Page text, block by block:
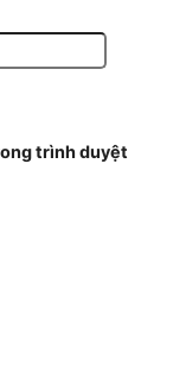
trình duyệt